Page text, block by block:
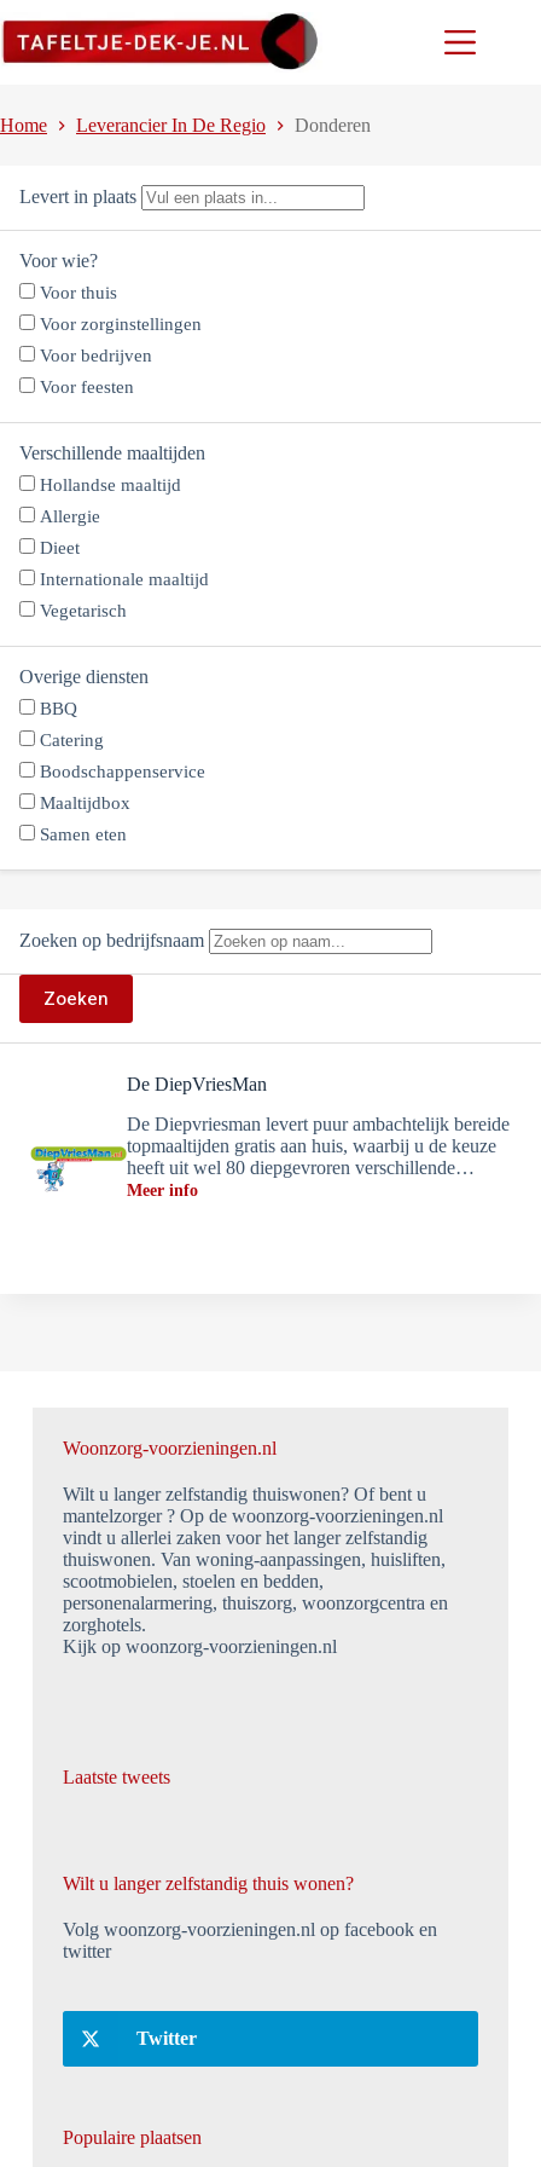
naar
Home Leverancier In De Regio Donderen
Levert in plaats
Voor wie?
Voor thuis
Voor zorginstellingen
Voor bedrijven
Voor feesten
Verschillende maaltijden
Hollandse maaltijd
Allergie
Dieet
Internationale maaltijd
Vegetarisch
Overige diensten
BBQ
Catering
Boodschappenservice
Maaltijdbox
Samen eten
Zoeken op bedrijfsnaam
Zoeken
De DiepVriesMan
De Diepvriesman levert puur ambachtelijk bereide
topmaaltijden gratis aan huis, waarbij u de keuze
heeft uit wel 80 diepgevroren verschillende…
Meer info
Woonzorg-voorzieningen.nl
Wilt u langer zelfstandig thuiswonen? Of bent u
mantelzorger ? Op de woonzorg-voorzieningen.nl
vindt u allerlei zaken voor het langer zelfstandig
thuiswonen. Van woning-aanpassingen, huisliften,
scootmobielen, stoelen en bedden,
personenalarmering, thuiszorg, woonzorgcentra en
zorghotels.
Kijk op woonzorg-voorzieningen.nl
Laatste tweets
Wilt u langer zelfstandig thuis wonen?
Volg woonzorg-voorzieningen.nl op facebook en
twitter
Twitter
Populaire plaatsen